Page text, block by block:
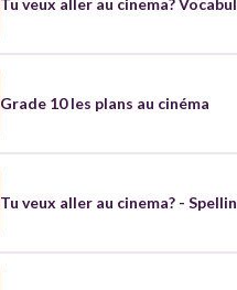
Tu veux aller au cinema?
Grade 10 les plans au cinéma
Tu veux aller au cinema? -